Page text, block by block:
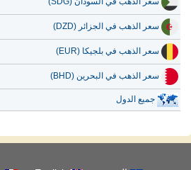
سعر الذهب في الجزائر (DZD)
سعر الذهب في بلجيكا (EUR)
سعر الذهب في البحرين (BHD)
جميع الدول